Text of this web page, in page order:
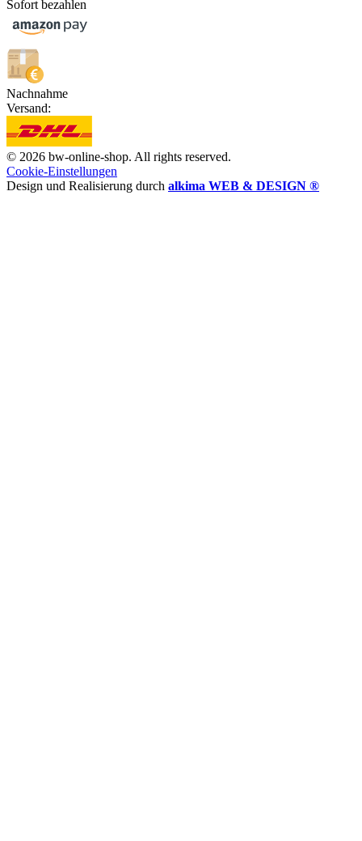
Sofort bezahlen
Nachnahme
Versand:
© 2026 bw-online-shop. All rights reserved.
Cookie-Einstellungen
Design und Realisierung durch alkima WEB & DESIGN ®